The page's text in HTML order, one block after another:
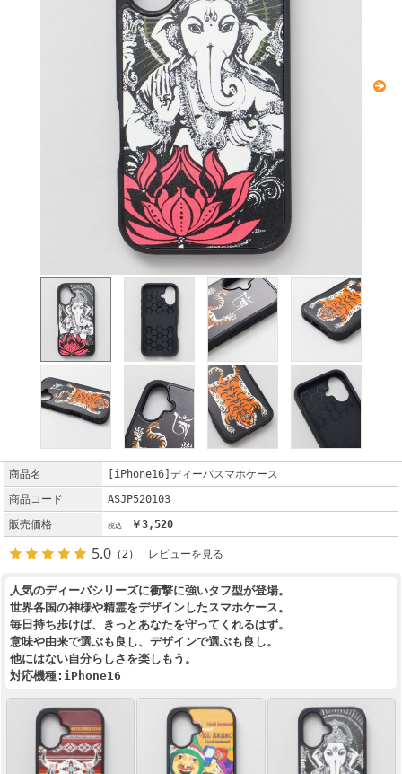
商品名
[iPhone16]ディーバスマホケース
商品コード
ASJP520103
販売価格
￥3,520
5.0 （2） レビューを見る
人気のディーバシリーズに衝撃に強いタフ型が登場。
世界各国の神様や精霊をデザインしたスマホケース。
毎日持ち歩けば、きっとあなたを守ってくれるはず。
意味や由来で選ぶも良し、デザインで選ぶも良し。
他にはない自分らしさを楽しもう。
対応機種:iPhone16